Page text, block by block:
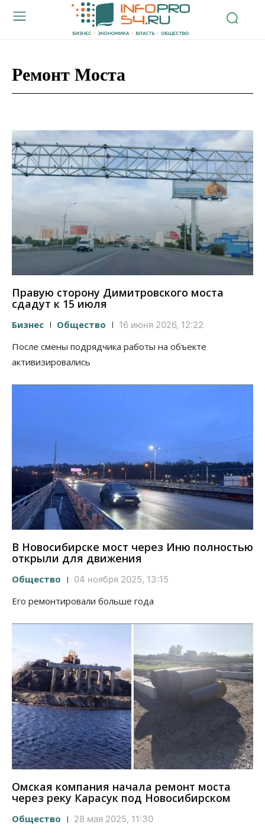
Ремонт Моста
Правую сторону Димитровского моста
сдадут к 15 июля
Бизнес Общество 16 июня 2026, 12:22
После смены подрядчика работы на объекте
активизировались
В Новосибирске мост через Иню полностью
открыли для движения
Общество 04 ноября 2025, 13:15
Его ремонтировали больше года
Омская компания начала ремонт моста
через реку Карасук под Новосибирском
Общество 28 мая 2025, 11:30